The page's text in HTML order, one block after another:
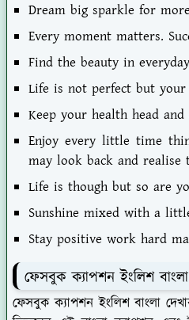
Dream big sparkle for
Every moment matters.
Find the beauty in
Life is not perfect but
Keep your health head
Enjoy every little time
may look back and realise
Life is though but so are
Sunshine mixed with a
Stay positive work hard
ফেসবুক ক্যাপশন ইংলিশ
ফেসবুক ক্যাপশন ইংলিশ বাংলা